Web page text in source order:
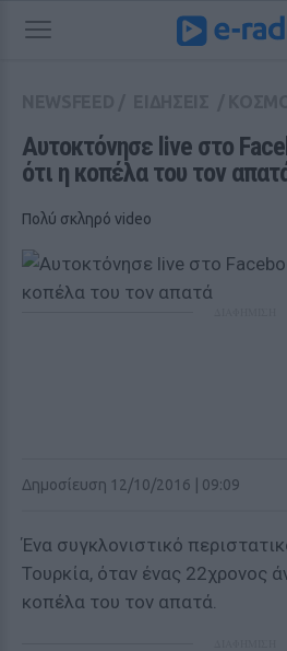
Aυτοκτόνησε live στο
ότι η κοπέλα του τον
Πολύ σκληρό video
Δημοσίευση 12/10/2016 | 09:09
Ένα συγκλονιστικό
Τουρκία, όταν ένας 22χρονος
κοπέλα του τον απατά.